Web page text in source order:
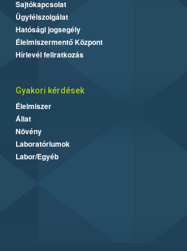
Sajtókapcsolat
Ügyfélszolgálat
Hatósági jogsegély
Élelmiszermentő Központ
Hírlevél feliratkozás
Gyakori kérdések
Élelmiszer
Állat
Növény
Laboratóriumok
Labor/Egyéb